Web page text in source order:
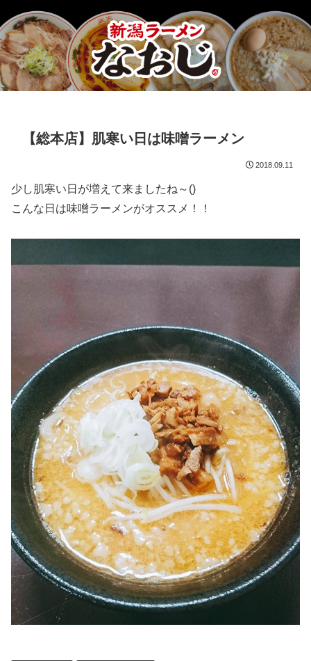
【総本店】肌寒い日は味噌ラーメン
2018.09.11
少し肌寒い日が増えて来ましたね～()
こんな日は味噌ラーメンがオススメ！！